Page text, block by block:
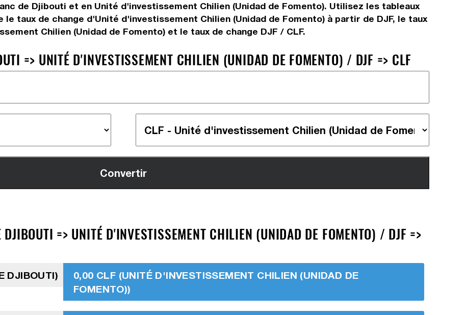
de Djibouti et en Unité d'investissement Chilien (Unidad de Fomento). Utilisez les tableaux
taux de change d'Unité d'investissement Chilien (Unidad de Fomento) à partir de DJF, le taux
Chilien (Unidad de Fomento) et le taux de change DJF / CLF.
=> UNITÉ D'INVESTISSEMENT CHILIEN (UNIDAD DE FOMENTO) / DJF => CLF
=> UNITÉ D'INVESTISSEMENT CHILIEN (UNIDAD DE FOMENTO) / DJF =>
DJIBOUTI)
0,00 CLF (UNITÉ D'INVESTISSEMENT CHILIEN (UNIDAD DE
FOMENTO))